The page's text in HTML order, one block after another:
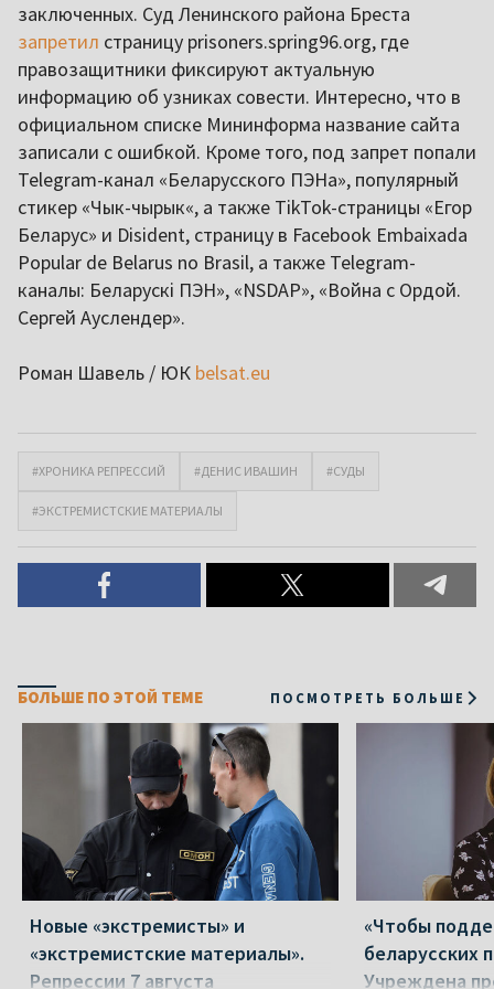
заключенных. Суд Ленинского района Бреста
запретил страницу prisoners.spring96.org, где
правозащитники фиксируют актуальную
информацию об узниках совести. Интересно, что в
официальном списке Мининформа название сайта
записали с ошибкой. Кроме того, под запрет попали
Telegram-канал «Беларусского ПЭНа», популярный
стикер «Чык-чырык«, а также TikTok-страницы «Егор
Беларус» и Disident, страницу в Facebook Embaixada
Popular de Belarus no Brasil, а также Telegram-
каналы: Беларускi ПЭН», «NSDAP», «Война с Ордой.
Сергей Ауслендер».
Роман Шавель / ЮК belsat.eu
#ХРОНИКА РЕПРЕССИЙ #ДЕНИС ИВАШИН #СУДЫ
#ЭКСТРЕМИСТСКИЕ МАТЕРИАЛЫ
БОЛЬШЕ ПО ЭТОЙ ТЕМЕ ПОСМОТРЕТЬ БОЛЬШЕ
Новые «экстремисты» и
«экстремистские материалы».
Репрессии 7 августа
«Чтобы
беларусских
Учреждена